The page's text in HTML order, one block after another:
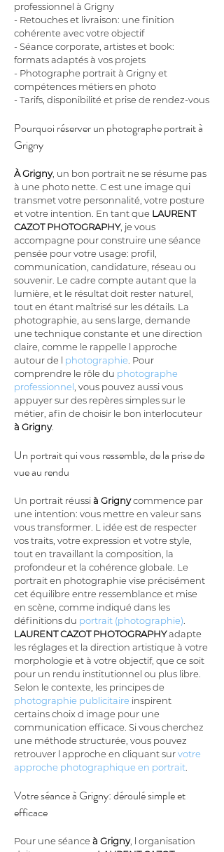
professionnel à Grigny
- Retouches et livraison: une finition
cohérente avec votre objectif
- Séance corporate, artistes et book:
formats adaptés à vos projets
- Photographe portrait à Grigny et
compétences métiers en photo
- Tarifs, disponibilité et prise de rendez-vous
Pourquoi réserver un photographe portrait à
Grigny
À Grigny, un bon portrait ne se résume pas
à une photo nette. C est une image qui
transmet votre personnalité, votre posture
et votre intention. En tant que LAURENT
CAZOT PHOTOGRAPHY, je vous
accompagne pour construire une séance
pensée pour votre usage: profil,
communication, candidature, réseau ou
souvenir. Le cadre compte autant que la
lumière, et le résultat doit rester naturel,
tout en étant maîtrisé sur les détails. La
photographie, au sens large, demande
une technique constante et une direction
claire, comme le rappelle l approche
autour de l photographie . Pour
comprendre le rôle du photographe
professionnel , vous pouvez aussi vous
appuyer sur des repères simples sur le
métier, afin de choisir le bon interlocuteur
à Grigny.
Un portrait qui vous ressemble, de la prise de
vue au rendu
Un portrait réussi à Grigny commence par
une intention: vous mettre en valeur sans
vous transformer. L idée est de respecter
vos traits, votre expression et votre style,
tout en travaillant la composition, la
profondeur et la cohérence globale. Le
portrait en photographie vise précisément
cet équilibre entre ressemblance et mise
en scène, comme indiqué dans les
définitions du portrait (photographie)
LAURENT CAZOT PHOTOGRAPHY adapte
les réglages et la direction artistique à votre
morphologie et à votre objectif, que ce soit
pour un rendu institutionnel ou plus libre.
Selon le contexte, les principes de
photographie publicitaire inspirent
certains choix d image pour une
communication efficace. Si vous cherchez
une méthode structurée, vous pouvez
retrouver l approche en cliquant sur votre
approche photographique en portrait
Votre séance à Grigny: déroulé simple et
efficace
Pour une séance à Grigny, l organisation